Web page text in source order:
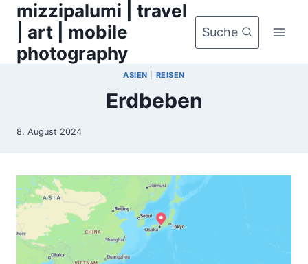
Zum
Inhalt
springen
mizzipalumi | travel
| art | mobile
photography
Suche
ASIEN REISEN
Erdbeben
8. August 2024